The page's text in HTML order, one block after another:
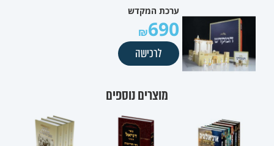
ערכת המקדש
690
לרכישה
מוצרים נוספים